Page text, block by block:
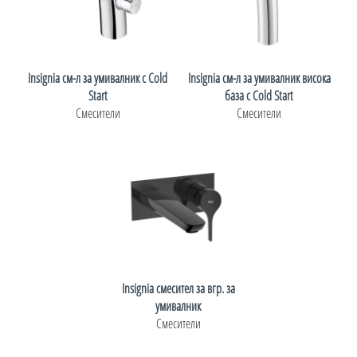
Insignia см-л за умивалник с Cold
Start
Смесители
Insignia см-л за умивалник висока
база с Cold Start
Смесители
Insignia смесител за вгр. за
умивалник
Смесители